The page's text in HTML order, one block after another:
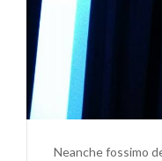
Neanche fossimo